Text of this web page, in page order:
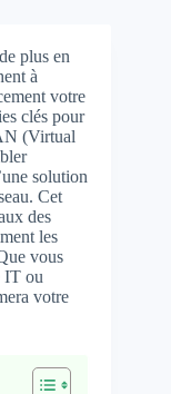
plus en
à
votre
clés pour
(Virtual
solution
Cet
des
les
vous
IT ou
votre